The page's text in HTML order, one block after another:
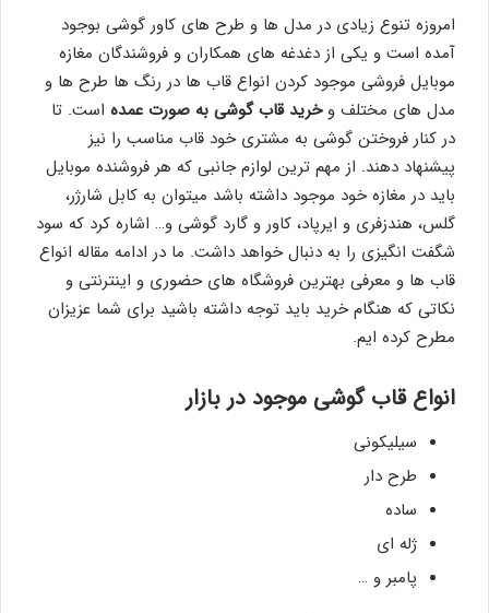
امروزه تنوع زیادی در مدل ها و طرح های کاور گوشی بوجود
آمده است و یکی از دغدغه های همکاران و فروشندگان مغازه
موبایل فروشی موجود کردن انواع قاب ها در رنگ ها طرح ها و
مدل های مختلف وخرید قاب گوشی به صورت عمده است. تا
در کنار فروختن گوشی به مشتری خود قاب مناسب را نیز
پیشنهاد دهند. از مهم ترین لوازم جانبی که هر فروشنده موبایل
باید در مغازه خود موجود داشته باشد میتوان به کابل شارژر،
گلس، هندزفری و ایرپاد، کاور و گارد گوشی و… اشاره کرد که سود
شگفت انگیزی را به دنبال خواهد داشت. ما در ادامه مقاله انواع
قاب ها و معرفی بهترین فروشگاه های حضوری و اینترنتی و
نکاتی که هنگام خرید باید توجه داشته باشید برای شما عزیزان
مطرح کرده ایم.
انواع قاب گوشی موجود در بازار
سیلیکونی
طرح دار
ساده
ژله ای
پامبر و …